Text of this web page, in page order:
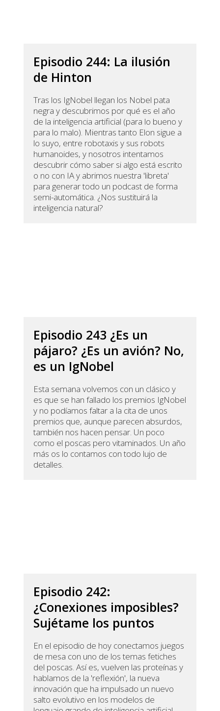
Episodio 244: La ilusión
de Hinton
Tras los IgNobel llegan los Nobel pata
negra y descubrimos por qué es el año
de la inteligencia artificial (para lo bueno y
para lo malo). Mientras tanto Elon sigue a
lo suyo, entre robotaxis y sus robots
humanoides, y nosotros intentamos
descubrir cómo saber si algo está escrito
o no con IA y abrimos nuestra 'libreta'
para generar todo un podcast de forma
semi-automática. ¿Nos sustituirá la
inteligencia natural?
Episodio 243 ¿Es un
pájaro? ¿Es un avión? No,
es un IgNobel
Esta semana volvemos con un clásico y
es que se han fallado los premios IgNobel
y no podíamos faltar a la cita de unos
premios que, aunque parecen absurdos,
también nos hacen pensar. Un poco
como el poscas pero vitaminados. Un año
más os lo contamos con todo lujo de
detalles.
Episodio 242:
¿Conexiones imposibles?
Sujétame los puntos
En el episodio de hoy conectamos juegos
de mesa con uno de los temas fetiches
del poscas. Así es, vuelven las proteínas y
hablamos de la 'reflexión', la nueva
innovación que ha impulsado un nuevo
salto evolutivo en los modelos de